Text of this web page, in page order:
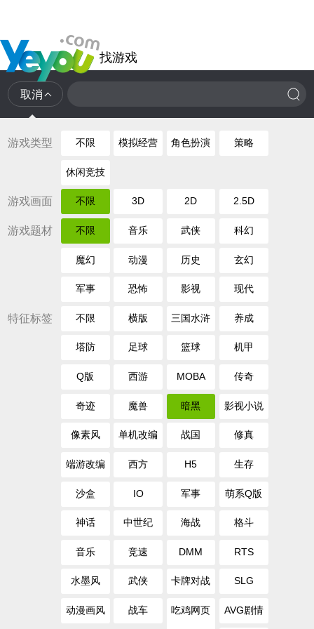
找游戏
取消
游戏类型 不限 模拟经营 角色扮演 策略
休闲竞技
游戏画面 不限 3D 2D 2.5D
游戏题材 不限 音乐 武侠 科幻
魔幻 动漫 历史 玄幻
军事 恐怖 影视 现代
特征标签 不限 横版 三国水浒 养成
塔防 足球 篮球 机甲
Q版 西游 MOBA 传奇
奇迹 魔兽 暗黑 影视小说
像素风 单机改编 战国 修真
端游改编 西方 H5 生存
沙盒 IO 军事 萌系Q版
神话 中世纪 海战 格斗
音乐 竞速 DMM RTS
水墨风 武侠 卡牌对战 SLG
动漫画风 战车 吃鸡网页 AVG剧情